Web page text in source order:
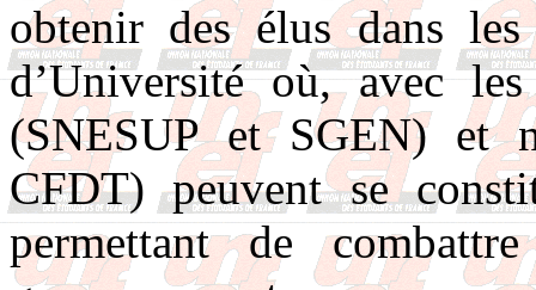
obtenir des élus dans
d’Université où, avec
(SNESUP et SGEN) et
CFDT) peuvent se
permettant de